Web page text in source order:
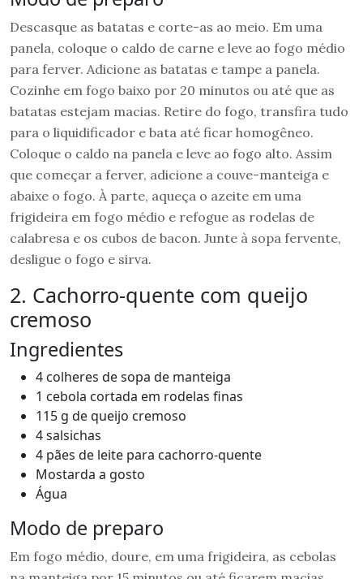
Descasque as batatas e corte-as ao meio. Em uma
panela, coloque o caldo de carne e leve ao fogo médio
para ferver. Adicione as batatas e tampe a panela.
Cozinhe em fogo baixo por 20 minutos ou até que as
batatas estejam macias. Retire do fogo, transfira tudo
para o liquidificador e bata até ficar homogêneo.
Coloque o caldo na panela e leve ao fogo alto. Assim
que começar a ferver, adicione a couve-manteiga e
abaixe o fogo. À parte, aqueça o azeite em uma
frigideira em fogo médio e refogue as rodelas de
calabresa e os cubos de bacon. Junte à sopa fervente,
desligue o fogo e sirva.
2. Cachorro-quente com queijo
cremoso
Ingredientes
4 colheres de sopa de manteiga
1 cebola cortada em rodelas finas
115 g de queijo cremoso
4 salsichas
4 pães de leite para cachorro-quente
Mostarda a gosto
Água
Modo de preparo
Em fogo médio, doure, em uma frigideira, as cebolas